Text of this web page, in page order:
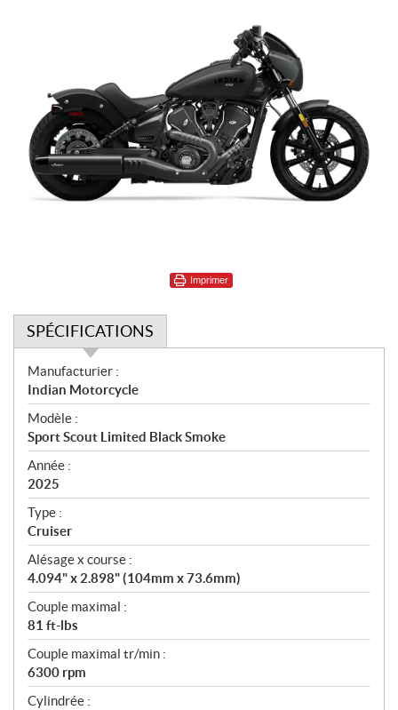
Imprimer
SPÉCIFICATIONS
S
p
é
c
i
f
i
c
a
t
i
o
n
s
Manufacturier :
Indian Motorcycle
Modèle :
Sport Scout Limited Black Smoke
Année :
2025
Type :
Cruiser
Alésage x course :
4.094" x 2.898" (104mm x 73.6mm)
Couple maximal :
81 ft-lbs
Couple maximal tr/min :
6300 rpm
Cylindrée :